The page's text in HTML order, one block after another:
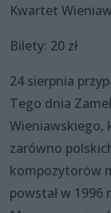
Kwartet
Bilety: 20 zł
24 sierpnia
Tego dnia
Wieniawskiego,
zarówno
kompozytorów
powstał w 1996